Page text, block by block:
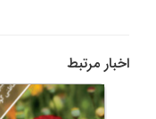
اخبار مرتبط